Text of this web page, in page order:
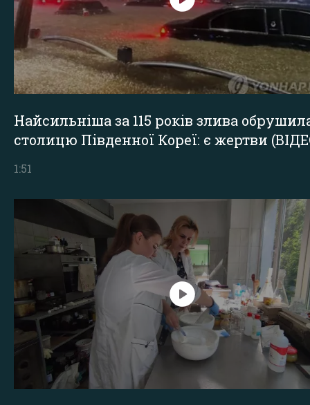
Найсильніша за 115 років злива
столицю Південної Кореї: є жертви
1:51